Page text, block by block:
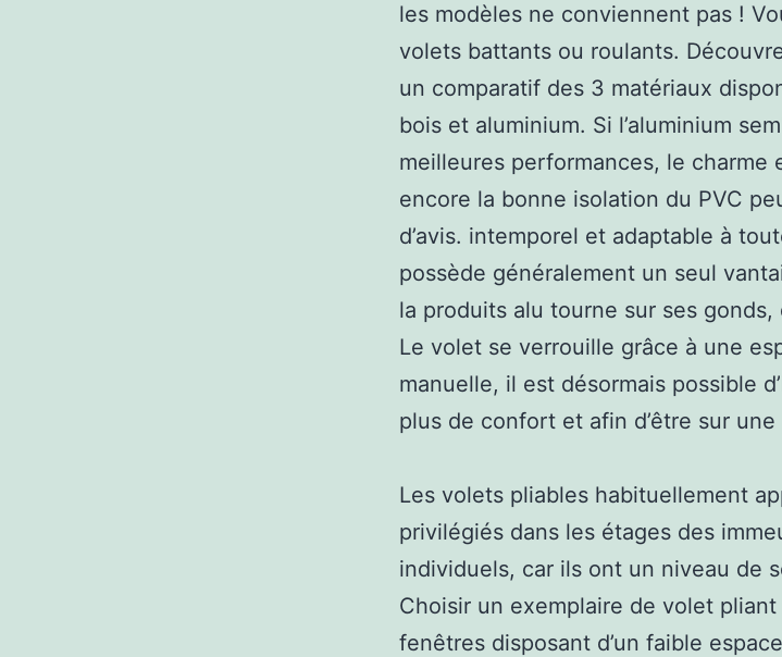
les modèles ne conviennent pas !
volets battants ou roulants.
un comparatif des 3 matériaux
bois et aluminium. Si l’aluminium
meilleures performances, le charme
encore la bonne isolation du PVC
d’avis. intemporel et adaptable à
possède généralement un seul
la produits alu tourne sur ses
Le volet se verrouille grâce à une
manuelle, il est désormais possible
plus de confort et afin d’être sur
Les volets pliables habituellement
privilégiés dans les étages des
individuels, car ils ont un niveau de
Choisir un exemplaire de volet
fenêtres disposant d’un faible